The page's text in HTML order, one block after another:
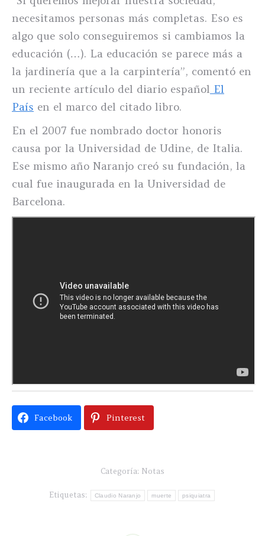
necesitamos personas más completas. Eso es
algo que solo conseguiremos si cambiamos la
educación (…). La educación se parece más a
la jardinería que a la carpintería”, comentó en
un reciente artículo del diario español El
País en el marco del citado libro.
En el 2007 fue nombrado doctor honoris
causa por la Universidad de Udine, de Italia.
Ese mismo año Naranjo creó su fundación, la
cual fue inaugurada en la Universidad de
Barcelona.
Facebook Pinterest
Categoría: Notas
Etiquetas: Claudio Naranjo muerte psiquiatra